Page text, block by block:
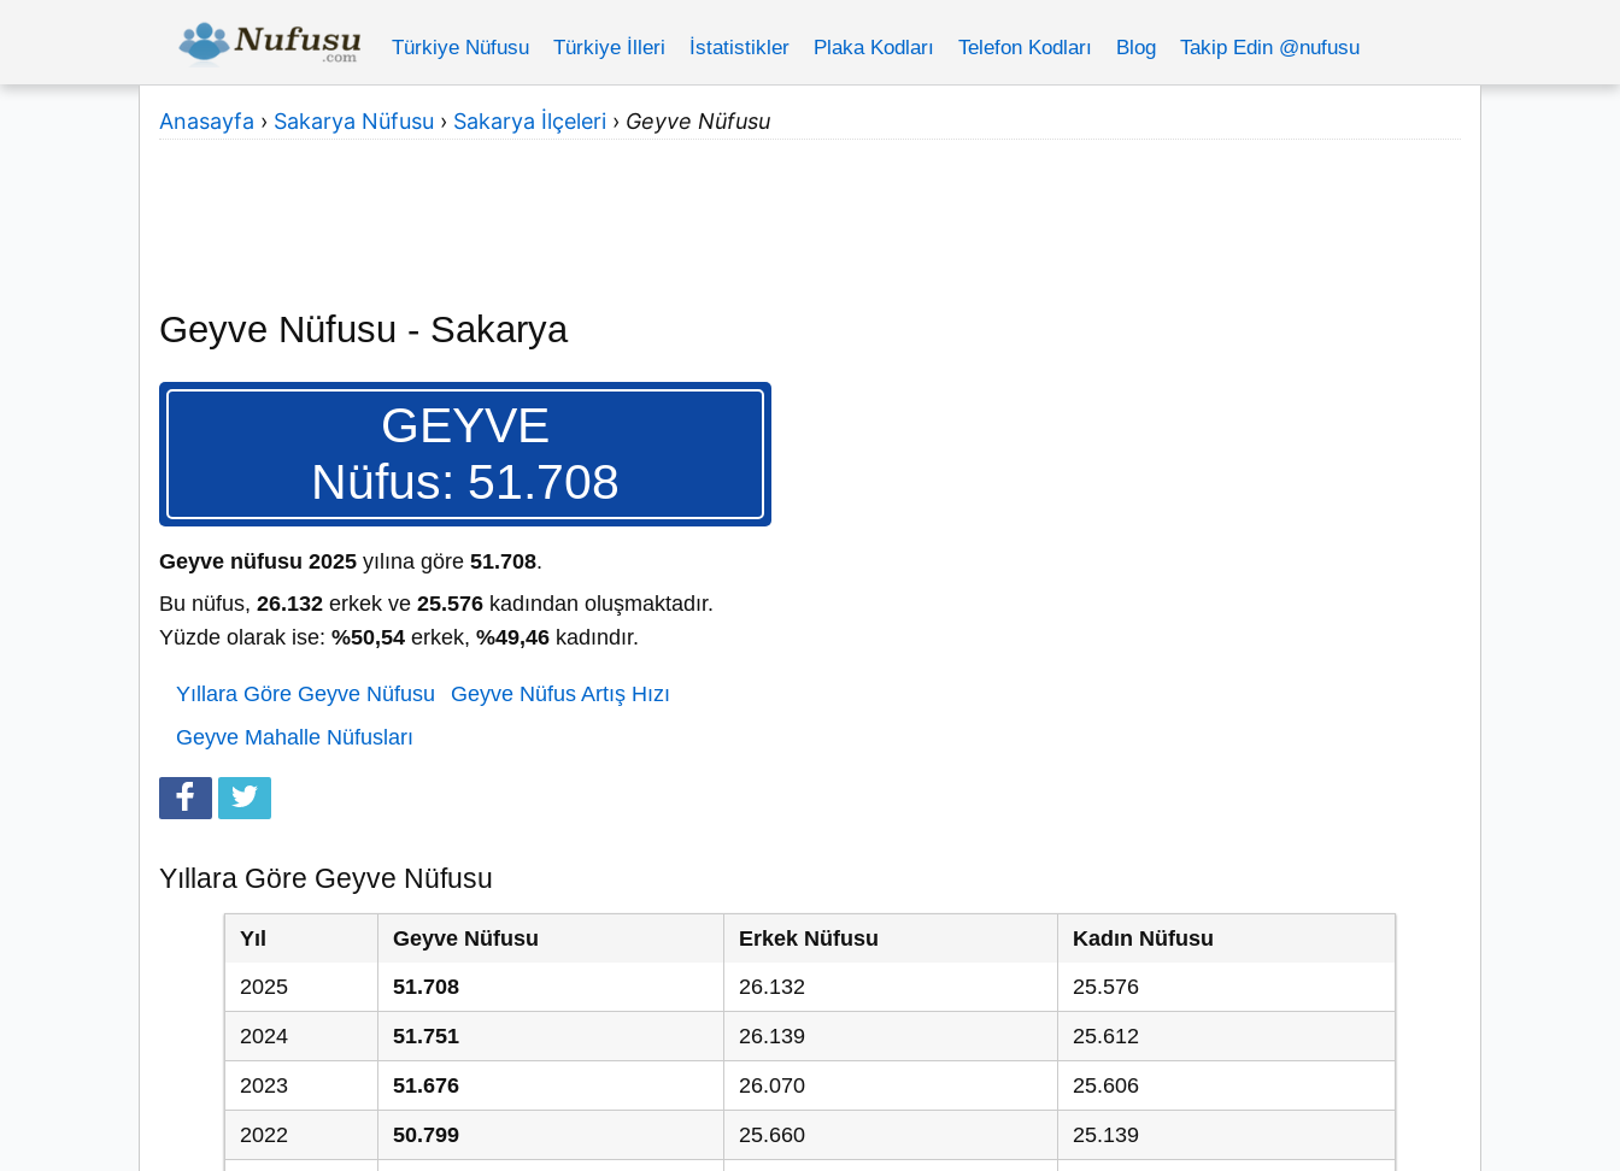
Türkiye Nüfusu Türkiye İlleri İstatistikler Plaka Kodları Telefon Kodları Blog Takip Edin @nufusu
Anasayfa › Sakarya Nüfusu › Sakarya İlçeleri › Geyve Nüfusu
Geyve Nüfusu - Sakarya
GEYVE
Nüfus: 51.708
Geyve nüfusu 2025 yılına göre 51.708.
Bu nüfus, 26.132 erkek ve 25.576 kadından oluşmaktadır.
Yüzde olarak ise: %50,54 erkek, %49,46 kadındır.
Yıllara Göre Geyve Nüfusu
Geyve Nüfus Artış Hızı
Geyve Mahalle Nüfusları
Yıllara Göre Geyve Nüfusu
Yıl Geyve Nüfusu Erkek Nüfusu
Kadın Nüfusu
2025
51.708 26.132 25.576
2024 51.751 26.139 25.612
2023 51.676 26.070 25.606
2022 50.799 25.660 25.139